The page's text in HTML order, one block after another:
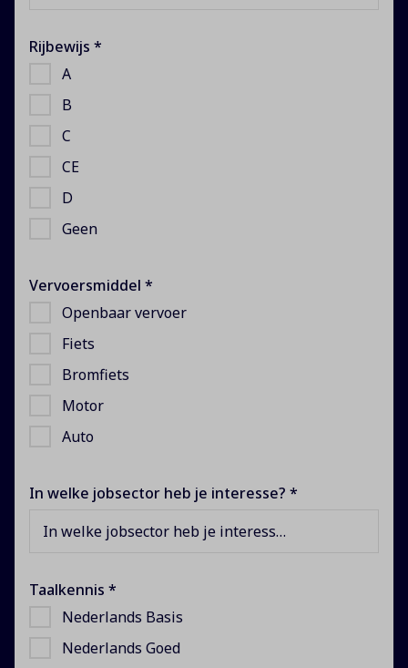
Rijbewijs *
A
B
C
CE
D
Geen
Vervoersmiddel *
Openbaar vervoer
Fiets
Bromfiets
Motor
Auto
In welke jobsector heb je interesse? *
In welke jobsector heb je interesse?
Taalkennis *
Nederlands Basis
Nederlands Goed